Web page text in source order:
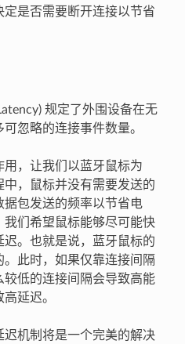
是否需要断开连接以节省
规定了外围设备在无
忽略的连接事件数量。
，让我们以蓝牙鼠标为
，鼠标并没有需要发送的
包发送的频率以节省电
们希望鼠标能够尽可能快
。也就是说，蓝牙鼠标的
此时，如果仅靠连接间隔
低的连接间隔会导致高能
延迟。
机制将是一个完美的解决